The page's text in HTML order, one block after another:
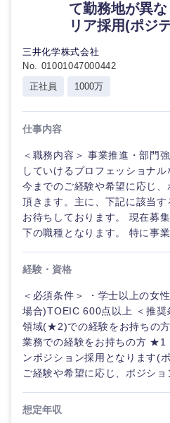
ご希望の職種を選択し
経営企
画・事業
企画
経営ボー
すべて
画
ご希望の職種を選択し
経営企画・事業企画
ご希望の業界を選択し
商社・卸
エネルギー・資源・環境
ご希望の勤務地を選
北海道・東北地方
ご希望条件を入力く
希望年収
て勤務地が異
リア採用(ポジ
三井化学株式会社
No. 01001047000442
正社員
1000万
仕事内容
＜職務内容＞ 事業推進・部門
していけるプロフェッショナル
今までのご経験や希望に応じ
頂きます。主に、下記に該当
お待ちしております。 現在募
下の職種となります。 特に事
経験・資格
＜必須条件＞ ・学士以上の女
場合)TOEIC 600点以上 ＜推奨
領域(★2)での経験をお持ちの
業務での経験をお持ちの方 ★1
ンポジション採用となります(
ご経験や希望に応じ、ポジショ
想定年収